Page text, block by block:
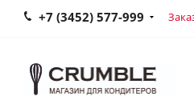
+7 (3452) 577-999